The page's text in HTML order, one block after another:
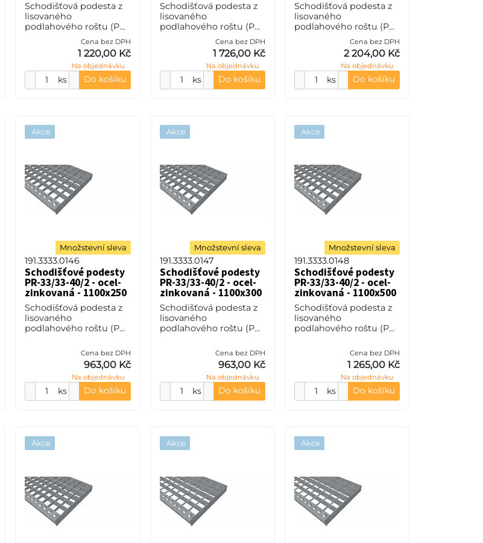
Schodišťová podesta z
lisovaného
podlahového roštu (PR),
33/11 - rozteče nosných
33 mm / rozpěrných 11
mm, výška 40 mm, síla
2 mm, ocel S235JR
(ST37.2
Cena bez DPH
1 220,00 Kč
Na objednávku
ks Do košíku
Schodišťová podesta z
lisovaného
podlahového roštu (PR),
33/11 - rozteče nosných
33 mm / rozpěrných 11
mm, výška 40 mm, síla
2 mm, ocel S235JR
(ST37.2
Cena bez DPH
1 726,00 Kč
Na objednávku
ks Do košíku
Schodišťová podesta z
lisovaného
podlahového roštu (PR),
33/11 - rozteče nosných
33 mm / rozpěrných 11
mm, výška 40 mm, síla
2 mm, ocel S235JR
(ST37.2
Cena bez DPH
2 204,00 Kč
Na objednávku
ks Do košíku
Akce
Množstevní sleva
191.3333.0146
Schodišťové podesty
PR-33/33-40/2 - ocel-
zinkovaná - 1100x250
Schodišťová podesta z
lisovaného
podlahového roštu (PR),
33 mm / rozpěrných 33
mm, výška 40 mm, síla
2 mm, ocel S235JR
(ST37.2
Cena bez DPH
963,00 Kč
Na objednávku
ks Do košíku
Akce
Množstevní sleva
191.3333.0147
Schodišťové podesty
PR-33/33-40/2 - ocel-
zinkovaná - 1100x300
Schodišťová podesta z
lisovaného
podlahového roštu (PR),
33 mm / rozpěrných 33
mm, výška 40 mm, síla
2 mm, ocel S235JR
(ST37.2
Cena bez DPH
963,00 Kč
Na objednávku
ks Do košíku
Akce
Množstevní sleva
191.3333.0148
Schodišťové podesty
PR-33/33-40/2 - ocel-
zinkovaná - 1100x500
Schodišťová podesta z
lisovaného
podlahového roštu (PR),
33 mm / rozpěrných 33
mm, výška 40 mm, síla
2 mm, ocel S235JR
(ST37.2
Cena bez DPH
1 265,00 Kč
Na objednávku
ks Do košíku
Akce Akce Akce